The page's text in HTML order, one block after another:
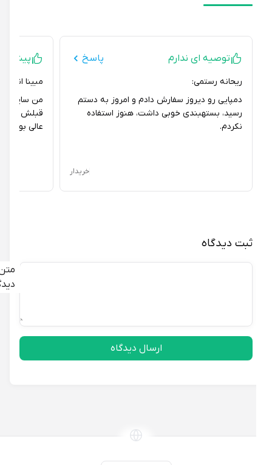
ثبت دیدگاه
متن
دیدگاه
ارسال دیدگاه
توصیه ای ندارم پاسخ
ریحانه رستمی:
دمپایی رو دیروز سفارش دادم و امروز به دستم
رسید، بستهبندی خوبی داشت، هنوز استفاده
نکردم.
خریدار
پیشنهاد
مبینا انصاری:
قبلش از
عالی بود.